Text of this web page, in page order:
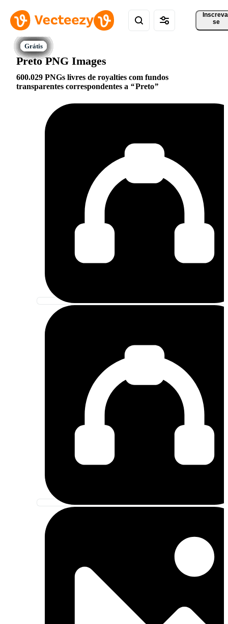
se
Preto PNG Images
600.029 PNGs livres de royalties com fundos
transparentes correspondentes a
Preto